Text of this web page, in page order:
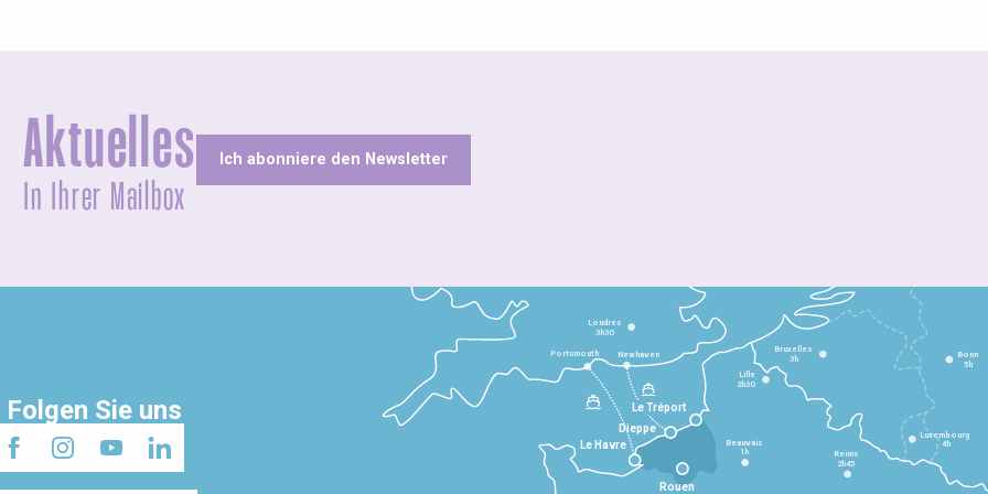
Aktuelles
In Ihrer Mailbox
Ich abonniere den Newsletter
Folgen Sie uns
Le Havre
Dieppe
Le Tréport
Beauvais
1h Reims
2h45
Lille
2h30
Bruxelles
3h
Londres
3h30
Newhaven
Portsmouth Bonn
5h
Luxembourg
4h
Rouen